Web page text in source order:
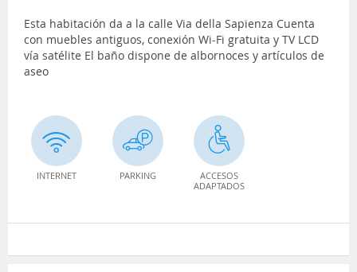
Esta habitación da a la calle Via della Sapienza Cuenta
con muebles antiguos, conexión Wi-Fi gratuita y TV LCD
vía satélite El baño dispone de albornoces y artículos de
aseo
INTERNET PARKING
ACCESOS
ADAPTADOS